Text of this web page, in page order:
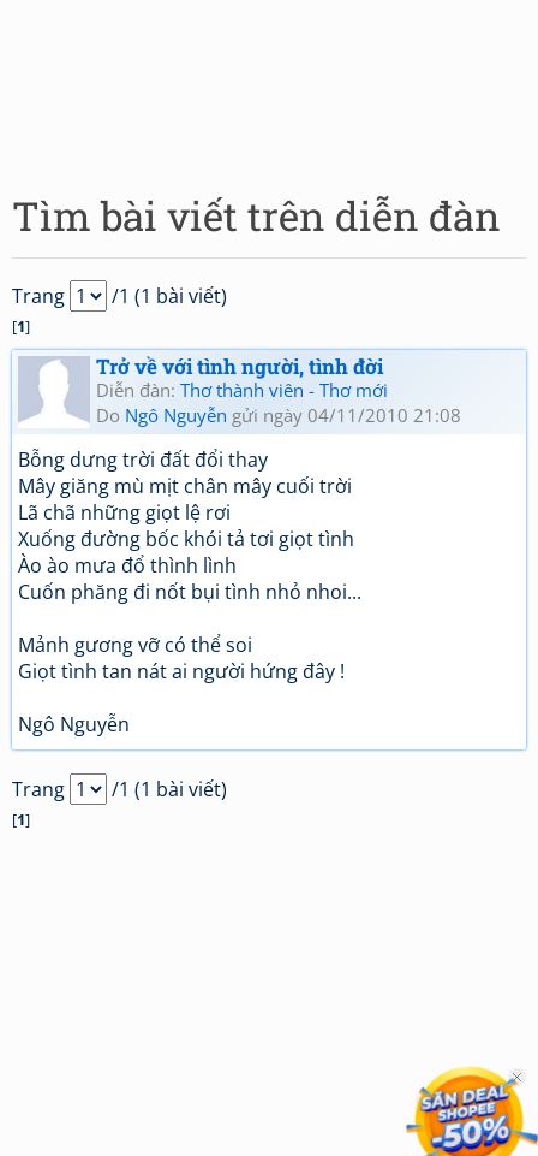
Tìm bài viết trên diễn đàn
Trang /1 (1 bài viết)
[1]
Trở về với tình người, tình đời
Diễn đàn: Thơ thành viên - Thơ mới
Do Ngô Nguyễn gửi ngày 04/11/2010 21:08
Bỗng dưng trời đất đổi thay
Mây giăng mù mịt chân mây cuối trời
Lã chã những giọt lệ rơi
Xuống đường bốc khói tả tơi giọt tình
Ào ào mưa đổ thình lình
Cuốn phăng đi nốt bụi tình nhỏ nhoi...
Mảnh gương vỡ có thể soi
Giọt tình tan nát ai người hứng đây !
Ngô Nguyễn
Trang /1 (1 bài viết)
[1]